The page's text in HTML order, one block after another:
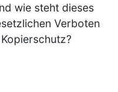
wie steht dieses
Verboten